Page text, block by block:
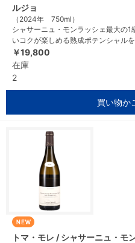
ルジョ
（2024年 750ml）
シャサーニュ・モンラッシェ最大の
いコクが楽しめる熟成ポテンシャルを
￥19,800
在庫
2
買い物か
トマ・モレ / シャサーニュ・